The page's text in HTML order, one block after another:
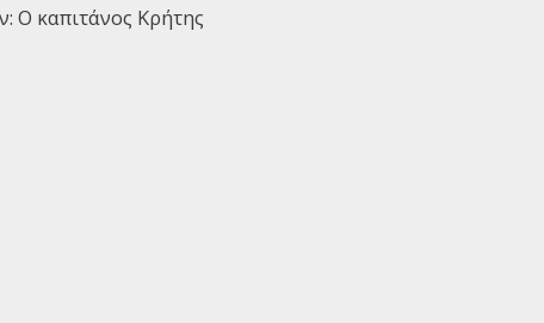
Ο καπιτάνος Κρήτης